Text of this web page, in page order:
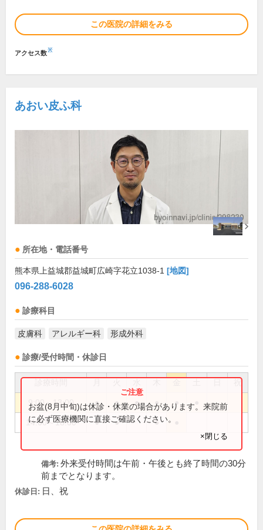
この医院の詳細をみる
アクセス数※
あおい皮ふ科
所在地・電話番号
熊本県上益城郡益城町広崎字花立1038-1 [地図]
096-288-6028
診療科目
皮膚科 アレルギー科 形成外科
診療/受付時間・休診日
祝
9:00～13:00 ● ● ● ● ●
14:00～18:00 ● ● ●
お盆(8月中旬)は休診・休業の場合があります。来院前
に必ず医療機関に直接ご確認ください。
×閉じる
備考: 外来受付時間は午前・午後とも終了時間の30分
前までとなります。
休診日: 日、祝